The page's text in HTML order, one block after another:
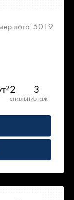
лота: 5019
2
спальни
3
этаж